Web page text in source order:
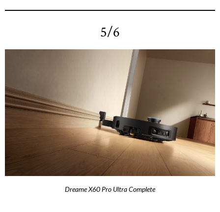
5/6
Dreame X60 Pro Ultra Complete